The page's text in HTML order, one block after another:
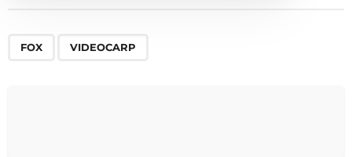
FOX VIDEOCARP